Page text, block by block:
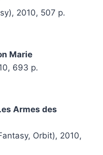
2010, 507 p.
Marie
693 p.
Armes des
Orbit), 2010,